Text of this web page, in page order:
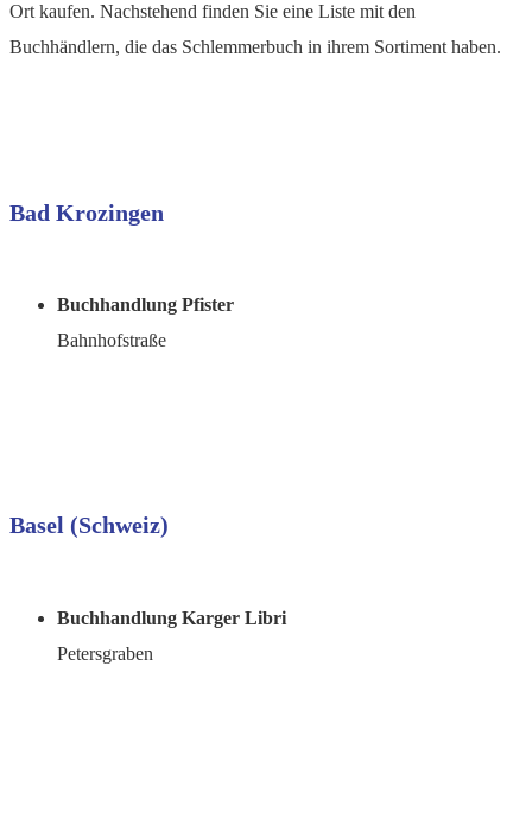
Ort kaufen. Nachstehend finden Sie eine Liste mit den
Buchhändlern, die das Schlemmerbuch in ihrem Sortiment haben.
Bad Krozingen
Buchhandlung Pfister
Bahnhofstraße
Basel (Schweiz)
Buchhandlung Karger Libri
Petersgraben